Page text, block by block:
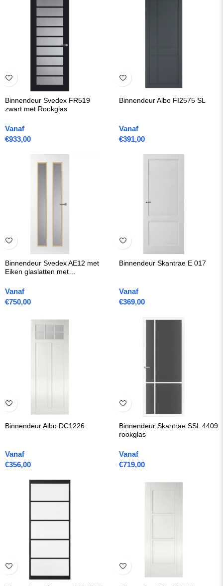
Binnendeur Svedex FR519
zwart met Rookglas
Vanaf
€933,00
Binnendeur Albo FI2575 SL
Vanaf
€391,00
Binnendeur Svedex AE12 met
Eiken glaslatten met
rand
Vanaf
€750,00
Binnendeur Skantrae E 017
Vanaf
€369,00
Binnendeur Albo DC1226
Vanaf
€356,00
Binnendeur Skantrae SSL 4409
rookglas
Vanaf
€719,00